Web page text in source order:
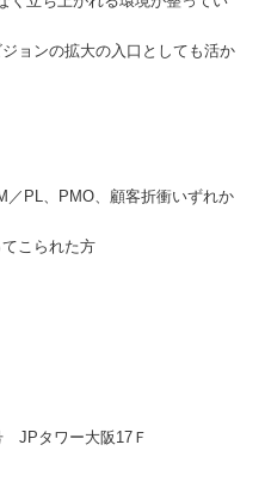
ョンの拡大の入口としても活か
／PL、PMO、顧客折衝いずれか
こられた方
JPタワー大阪17Ｆ